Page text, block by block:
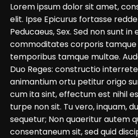
Lorem ipsum dolor sit amet,
elit. Ipse Epicurus fortasse
Peducaeus, Sex. Sed non sunt
commoditates corporis
temporibus tamque multae.
Duo Reges: constructio
animantium ortu petitur origo
cum ita sint, effectum est nihil
turpe non sit. Tu vero, inquam,
sequetur; Non quaeritur autem
consentaneum sit, sed quid